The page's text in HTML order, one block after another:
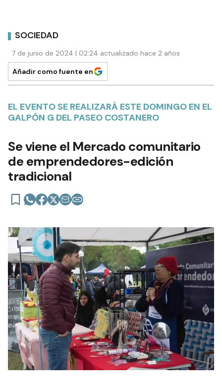
SOCIEDAD
7 de junio de 2024 | 02:24 actualizado hace 2 años
Añadir como fuente en
EL EVENTO SE REALIZARÁ ESTE DOMINGO EN EL
GALPÓN G DEL PASEO COSTANERO
Se viene el Mercado comunitario
de emprendedores-edición
tradicional